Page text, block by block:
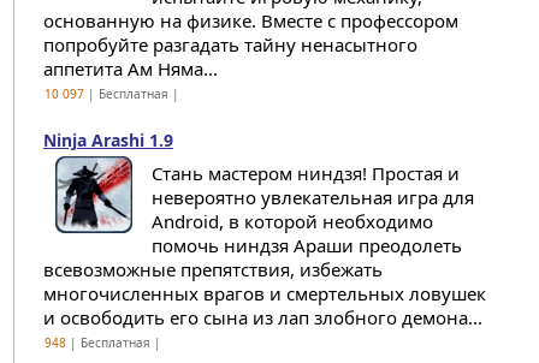
основанную на физике. Вместе с профессором
попробуйте разгадать тайну ненасытного
аппетита Ам Няма...
10 097| Бесплатная |
Ninja Arashi 1.9
Стань мастером ниндзя! Простая и
невероятно увлекательная игра для
Android, в которой необходимо
помочь ниндзя Араши преодолеть
всевозможные препятствия, избежать
многочисленных врагов и смертельных ловушек
и освободить его сына из лап злобного демона...
948| Бесплатная |